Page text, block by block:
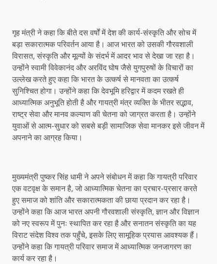
गृह मंत्री ने कहा कि बीते दस वर्षों में देश की कार्य-संस्कृति और सोच में
बड़ा सकारात्मक परिवर्तन आया है। आज भारत को उसकी गौरवशाली
विरासत, संस्कृति और मूल्यों के संदर्भ में आदर भाव से देखा जा रहा है।
उन्होंने स्वामी विवेकानंद और अरविंद घोष जैसे युगपुरुषों के विचारों का
उल्लेख करते हुए कहा कि भारत के उत्कर्ष से मानवता का उत्कर्ष
सुनिश्चित होगा। उन्होंने कहा कि देवभूमि हरिद्वार में कदम रखते ही
आध्यात्मिक अनुभूति होती है और गायत्री मंत्र व्यक्ति के भीतर सद्भाव,
राष्ट्र सेवा और मानव कल्याण की चेतना को जाग्रत करता है। उन्होंने
युवाओं से आत्म-सुधार को सबसे बड़ी सामाजिक सेवा मानकर इसे जीवन में
अपनाने का आग्रह किया।
मुख्यमंत्री पुष्कर सिंह धामी ने अपने संबोधन में कहा कि गायत्री परिवार
एक वटवृक्ष के समान है, जो आध्यात्मिक चेतना का प्रचार-प्रसार करते
हुए समाज को शांति और सकारात्मकता की छाया प्रदान कर रहा है।
उन्होंने कहा कि आज भारत अपनी गौरवशाली संस्कृति, ज्ञान और विज्ञान
को नए स्वरूप में पुनः स्थापित कर रहा है और सनातन संस्कृति का यह
विराट संदेश विश्व तक पहुँचे, इसके लिए सामूहिक प्रयास आवश्यक हैं।
उन्होंने कहा कि गायत्री परिवार समाज में आध्यात्मिक जनजागरण का
कार्य कर रहा है।